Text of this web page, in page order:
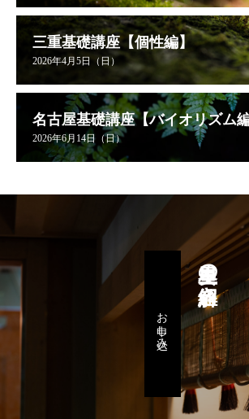
三重基礎講座【個性編】
2026年4月5日（日）
名古屋基礎講座【バイオリズム編
2026年6月14日（日）
星里奏の紐解き
お申し込み